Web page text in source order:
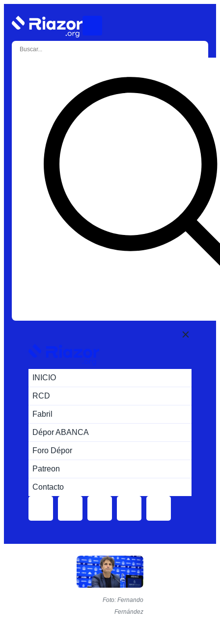
INICIO
RCD
Fabril
Dépor ABANCA
Foro Dépor
Patreon
Contacto
Foto: Fernando
Fernández